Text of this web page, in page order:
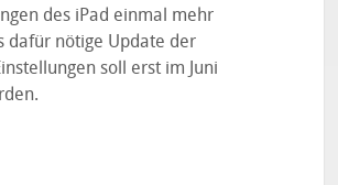
des iPad einmal mehr
dafür nötige Update der
soll erst im Juni